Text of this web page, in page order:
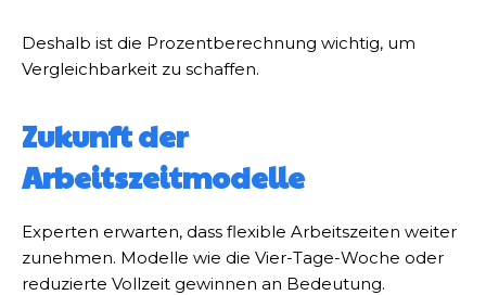
Deshalb ist die Prozentberechnung wichtig, um
Vergleichbarkeit zu schaffen.
Zukunft der
Arbeitszeitmodelle
Experten erwarten, dass flexible Arbeitszeiten weiter
zunehmen. Modelle wie die Vier-Tage-Woche oder
reduzierte Vollzeit gewinnen an Bedeutung.